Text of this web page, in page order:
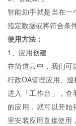
智能助手就是当在
指定数据或将符合条
使用方法：
1、应用创建
在简道云中，我们可
行政OA管理应用、巡
进入「工作台」，查
的应用，就可以开
里安装应用直接使用